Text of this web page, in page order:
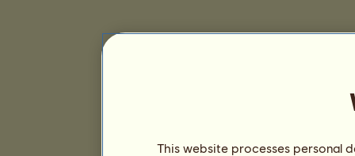
This website processes personal